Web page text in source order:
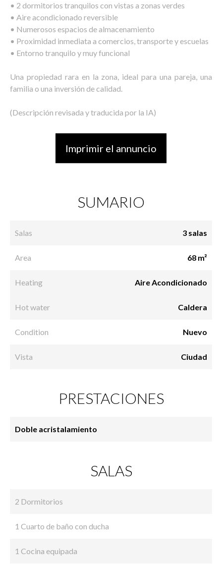
• 2 dormitorios tranquilos con vistas a zonas verdes
• Aire acondicionado reversible
• Numerosos espacios de almacenamiento
• Proximidad inmediata a comercios, transporte y escuelas
• Entorno tranquilo y muy funcional
Una propiedad rara en la zona, ideal para una pareja, una
familia o una inversión de calidad.
(Descripción revisada y traducida por la IA)
Imprimir el annuncio
SUMARIO
Salas 3 salas
Area 68 m²
Heating Aire Acondicionado
Hot water Caldera
Condition Nuevo
Vista Ciudad
PRESTACIONES
Doble acristalamiento
SALAS
2 Dormitorios
1 Cuarto de baño con ducha
1 Cocina equipada